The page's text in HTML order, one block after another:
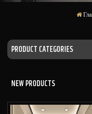
PRODUCT CATEGORIES
NEW PRODUCTS